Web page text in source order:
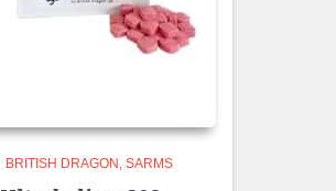
BRITISH DRAGON SARMS